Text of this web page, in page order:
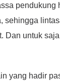
pendukung
sehingga
Dan untuk
yang hadir